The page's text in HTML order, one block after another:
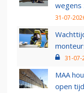
wegens
31-07-
31-07-
MAA
open